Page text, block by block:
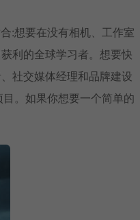
:想要在没有相机、工作室
利的全球学习者。想要快
社交媒体经理和品牌建设
。如果你想要一个简单的